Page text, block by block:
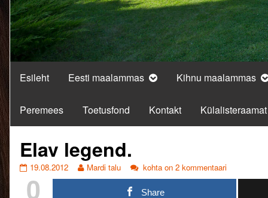
Esileht Eesti maalammas Kihnu maalammas
Peremees Toetusfond Kontakt Külalisteraamat
Elav legend.
Elav
legend.
published
19.08.2012
Read
more
Mardi talu
Elav
legend.
kohta on 2 kommentaari
0 Share